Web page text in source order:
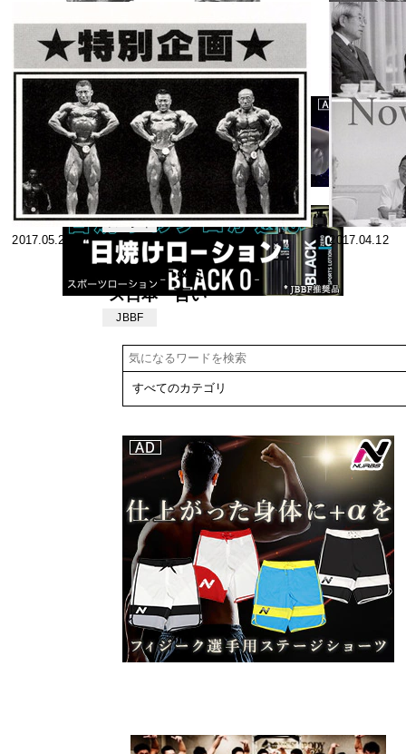
NABBAユニ
バース・コン
テスト 日本ボ
ディビル界の
夢 "世界制
覇”ついに実
現！！
スペシャ
リスト
2018.02.27
■座談会 お帰
りなさい！ミ
スターベス
ト・レッグ
スペシャ
2018.02.18
2017.12.12
心そなわざれ
ば 技なりが
たし！
スペシャ
リスト
2017.05.23
ミスター＆ミ
ス日本 言い
たい放題覆面
JBBF
2017.04.12